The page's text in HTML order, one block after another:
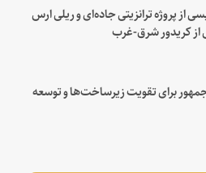
از پروژه ترانزیتی جاده‌ای و ریلی ارس
از کریدور شرق-غرب
برای تقویت زیرساخت‌ها و توسعه